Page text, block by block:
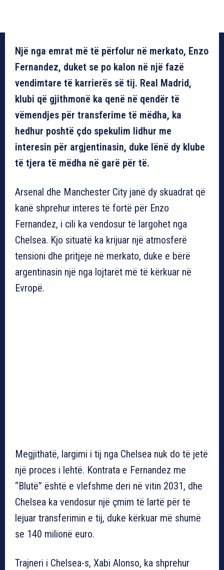
Një nga emrat më të përfolur në merkato, Enzo
Fernandez, duket se po kalon në një fazë
vendimtare të karrierës së tij. Real Madrid,
klubi që gjithmonë ka qenë në qendër të
vëmendjes për transferime të mëdha, ka
hedhur poshtë çdo spekulim lidhur me
interesin për argjentinasin, duke lënë dy klube
të tjera të mëdha në garë për të.
Arsenal dhe Manchester City janë dy skuadrat që
kanë shprehur interes të fortë për Enzo
Fernandez, i cili ka vendosur të largohet nga
Chelsea. Kjo situatë ka krijuar një atmosferë
tensioni dhe pritjeje në merkato, duke e bërë
argentinasin një nga lojtarët më të kërkuar në
Evropë.
Megjithatë, largimi i tij nga Chelsea nuk do të jetë
një proces i lehtë. Kontrata e Fernandez me
“Blutë” është e vlefshme deri në vitin 2031, dhe
Chelsea ka vendosur një çmim të lartë për të
lejuar transferimin e tij, duke kërkuar më shumë
se 140 milionë euro.
Trajneri i Chelsea-s, Xabi Alonso, ka shprehur